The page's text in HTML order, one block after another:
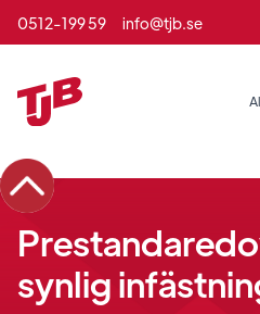
0512-199 59 info@tjb.se
synlig